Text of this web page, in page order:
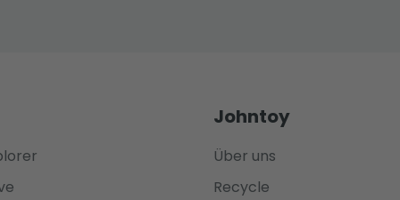
Johntoy
Über uns
Recycle